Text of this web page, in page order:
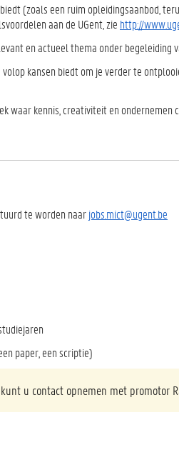
(zoals een ruim opleidingsaanbod,
aan de UGent, zie http://
en actueel thema onder begeleiding
kansen biedt om je verder te
waar kennis, creativiteit en ondernemen
te worden naarjobs.mict@ugent.be
paper, een scriptie)
u contact opnemen met promotor